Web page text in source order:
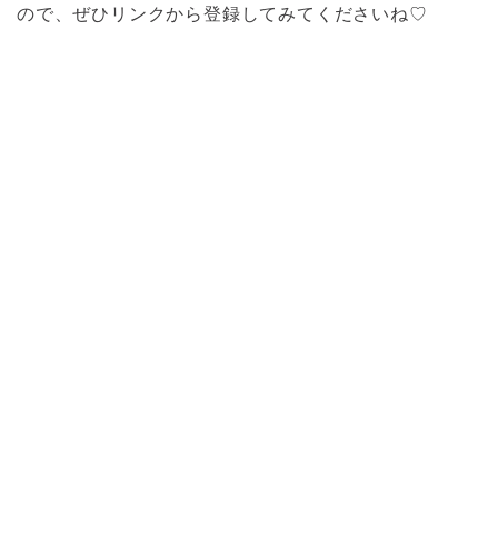
ので、ぜひリンクから登録してみてくださいね♡